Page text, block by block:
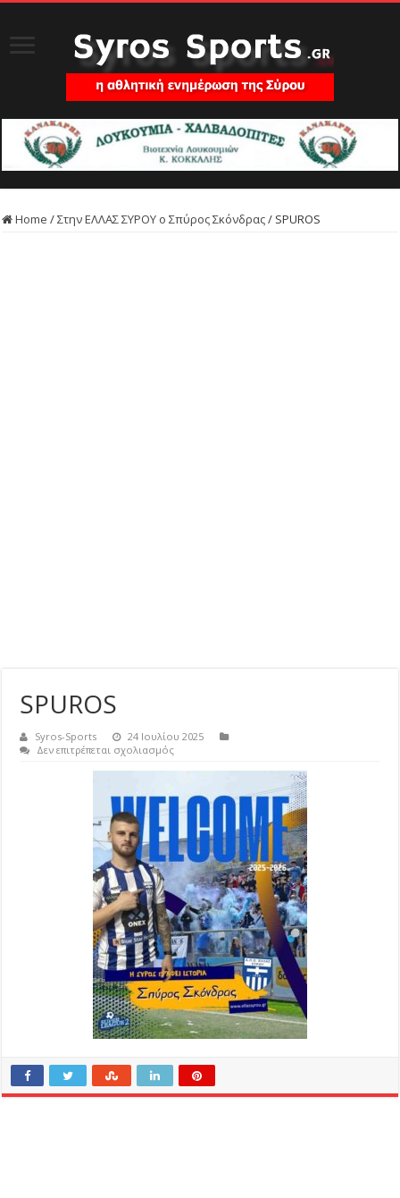
Home /Στην ΕΛΛΑΣ ΣΥΡΟΥ ο Σπύρος Σκόνδρας/ SPUROS
SPUROS
Syros-Sports
24 Ιουλίου 2025
Δεν επιτρέπεται σχολιασμόςστο